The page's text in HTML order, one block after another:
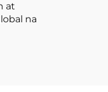
at
na